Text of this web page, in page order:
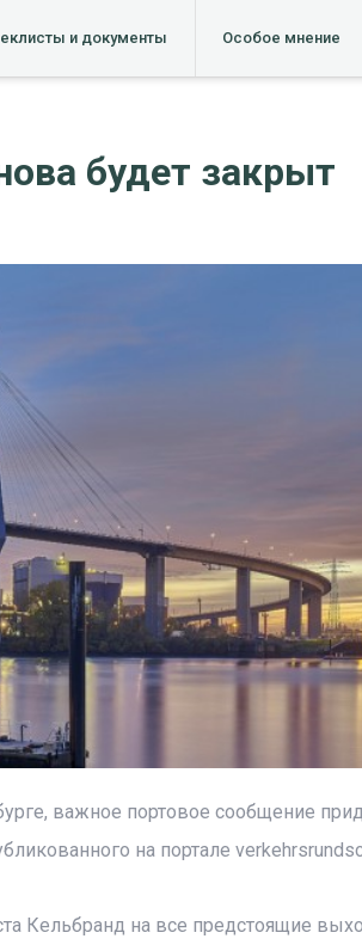
и документы Особое мнение
будет закрыт
важное портовое сообщение
на портале
Кельбранд на все предстоящие